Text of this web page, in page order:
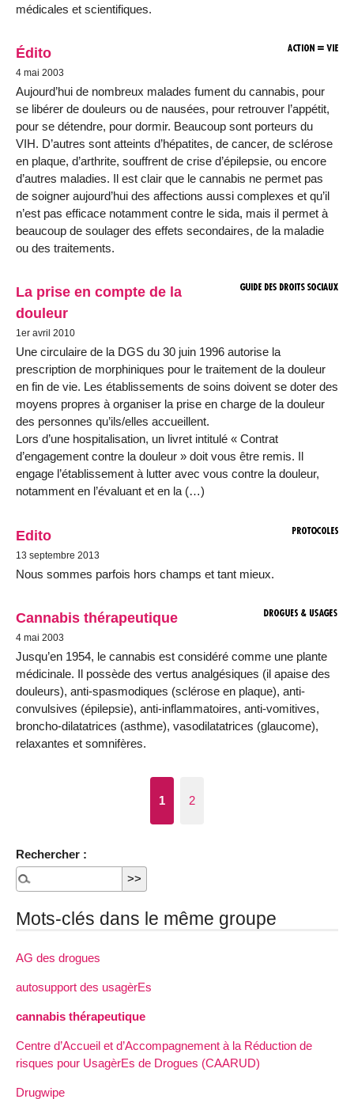
médicales et scientifiques.
Édito
4 mai 2003
Aujourd’hui de nombreux malades fument du cannabis, pour
se libérer de douleurs ou de nausées, pour retrouver l’appétit,
pour se détendre, pour dormir. Beaucoup sont porteurs du
VIH. D’autres sont atteints d’hépatites, de cancer, de sclérose
en plaque, d’arthrite, souffrent de crise d’épilepsie, ou encore
d’autres maladies. Il est clair que le cannabis ne permet pas
de soigner aujourd’hui des affections aussi complexes et qu’il
n’est pas efficace notamment contre le sida, mais il permet à
beaucoup de soulager des effets secondaires, de la maladie
ou des traitements.
La prise en compte de la
douleur
1er avril 2010
Une circulaire de la DGS du 30 juin 1996 autorise la
prescription de morphiniques pour le traitement de la douleur
en fin de vie. Les établissements de soins doivent se doter des
moyens propres à organiser la prise en charge de la douleur
des personnes qu’ils/elles accueillent.
Lors d’une hospitalisation, un livret intitulé « Contrat
d’engagement contre la douleur » doit vous être remis. Il
engage l’établissement à lutter avec vous contre la douleur,
notamment en l’évaluant et en la (…)
Edito
13 septembre 2013
Nous sommes parfois hors champs et tant mieux.
Cannabis thérapeutique
4 mai 2003
Jusqu’en 1954, le cannabis est considéré comme une plante
médicinale. Il possède des vertus analgésiques (il apaise des
douleurs), anti-spasmodiques (sclérose en plaque), anti-
convulsives (épilepsie), anti-inflammatoires, anti-vomitives,
broncho-dilatatrices (asthme), vasodilatatrices (glaucome),
relaxantes et somnifères.
1 2
Rechercher :
Mots-clés dans le même groupe
AG des drogues
autosupport des usagèrEs
cannabis thérapeutique
Centre d’Accueil et d’Accompagnement à la Réduction de
risques pour UsagèrEs de Drogues (CAARUD)
Drugwipe